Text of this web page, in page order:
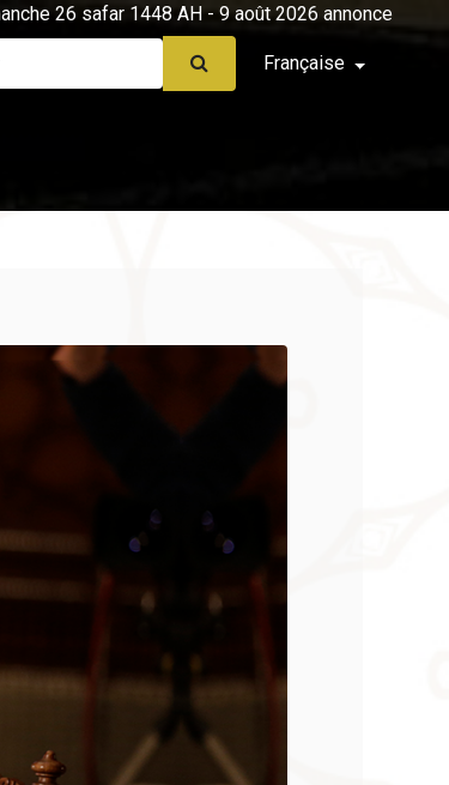
26 safar 1448 AH - 9 août 2026 annonce
Française